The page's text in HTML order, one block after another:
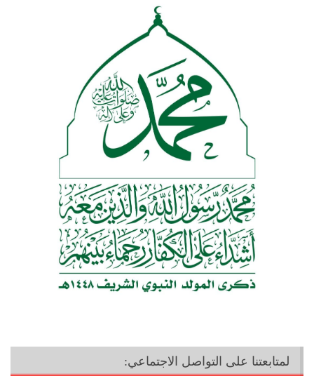
لمتابعتنا على التواصل الاجتماعي: